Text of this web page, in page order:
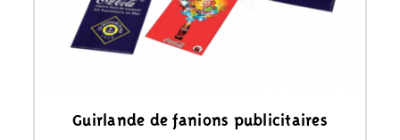
Guirlande de fanions publicitaires